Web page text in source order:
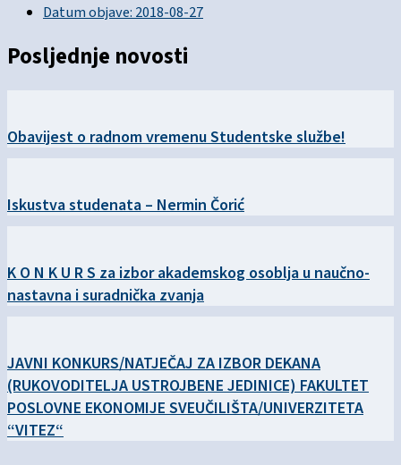
Datum objave:2018-08-27
Posljednje novosti
Obavijest o radnom vremenu Studentske službe!
Iskustva studenata – Nermin Čorić
K O N K U R S za izbor akademskog osoblja u naučno-
nastavna i suradnička zvanja
JAVNI KONKURS/NATJEČAJ ZA IZBOR DEKANA
(RUKOVODITELJA USTROJBENE JEDINICE) FAKULTET
POSLOVNE EKONOMIJE SVEUČILIŠTA/UNIVERZITETA
“VITEZ“